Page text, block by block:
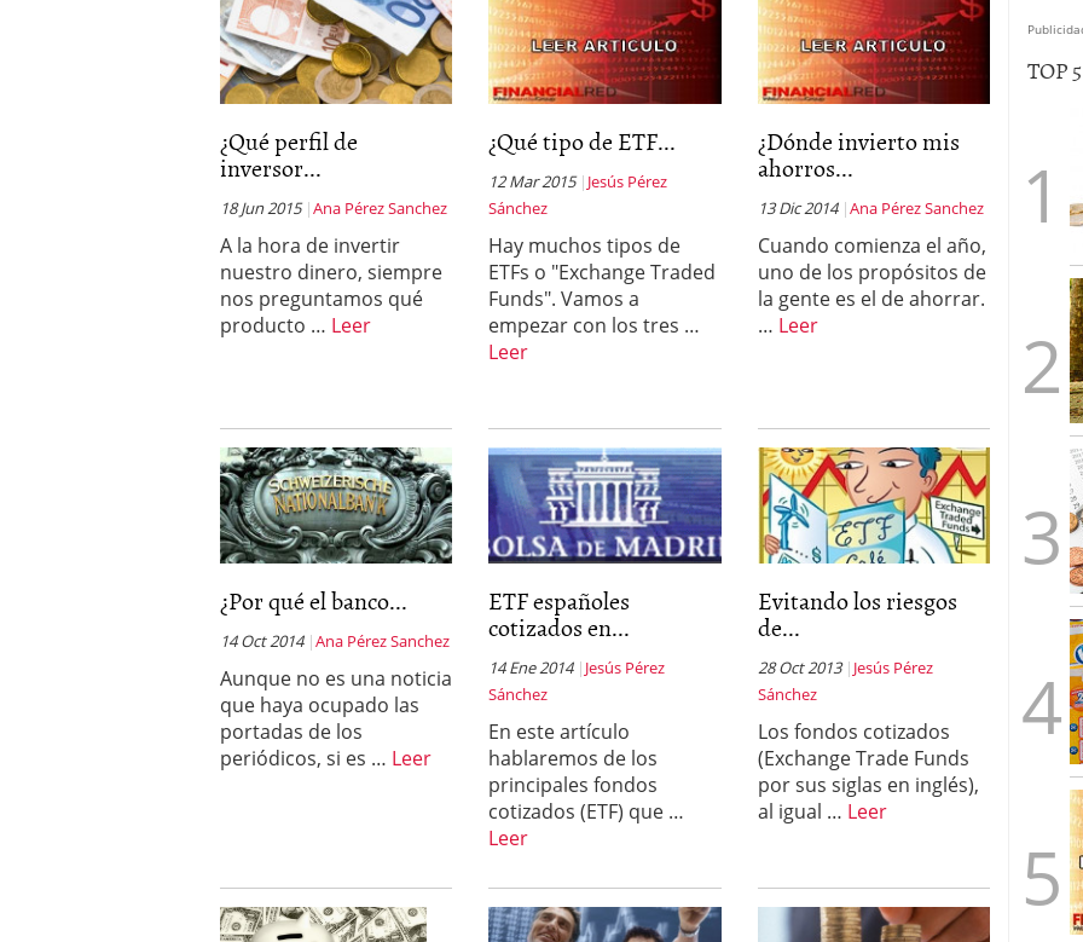
¿Qué perfil de
inversor...
18 Jun 2015 Ana Pérez Sanchez
A la hora de invertir
nuestro dinero, siempre
nos preguntamos qué
producto … Leer
¿Qué tipo de ETF...
12 Mar 2015 Jesús Pérez
Sánchez
Hay muchos tipos de
ETFs o "Exchange Traded
Funds". Vamos a
empezar con los tres …
Leer
¿Dónde invierto mis
ahorros...
13 Dic 2014 Ana Pérez Sanchez
Cuando comienza el año,
uno de los propósitos de
la gente es el de ahorrar.
… Leer
¿Por qué el banco...
14 Oct 2014 Ana Pérez Sanchez
Aunque no es una noticia
que haya ocupado las
portadas de los
periódicos, si es … Leer
ETF españoles
cotizados en...
14 Ene 2014 Jesús Pérez
Sánchez
En este artículo
hablaremos de los
principales fondos
cotizados (ETF) que …
Leer
Evitando los riesgos
de...
28 Oct 2013
Jesús Pérez
Sánchez
Los fondos cotizados
(Exchange Trade Funds
por sus siglas en inglés),
al igual … Leer
TOP